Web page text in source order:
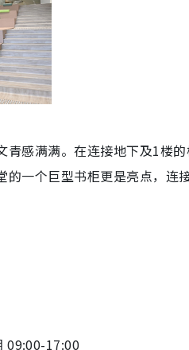
青感满满。在连接地下及1楼
的一个巨型书柜更是亮点，连
09:00-17:00